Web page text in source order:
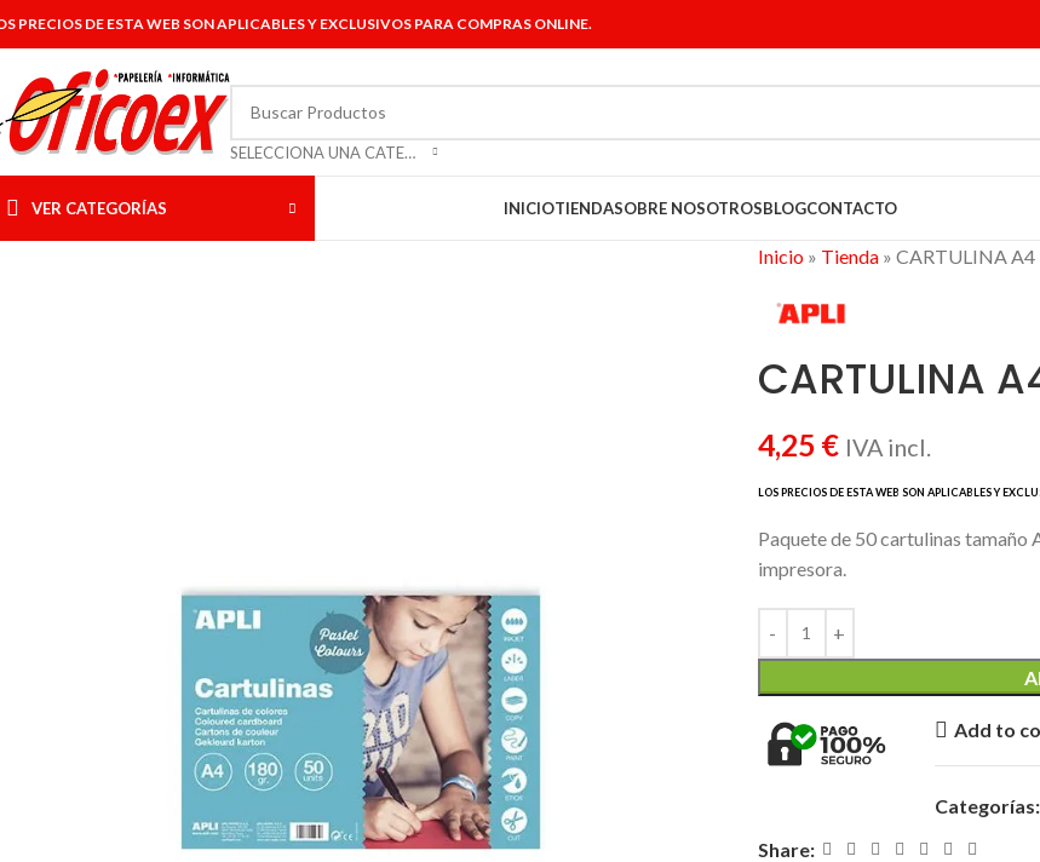
PRECIOS DE ESTA WEB SON APLICABLES Y EXCLUSIVOS PARA COMPRAS ONLINE.
SELECCIONA UNA CATEGORÍA
VER CATEGORÍAS INICIOTIENDASOBRE NOSOTROSBLOGCONTACTO
Inicio» Tienda» CARTULINA A4
CARTULINA
4,25 € IVA incl.
Paquete de 50 cartulinas tamaño
impresora.
Add to
Categorías:
Share: